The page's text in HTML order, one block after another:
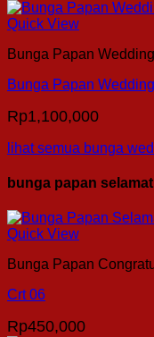
Quick View
Bunga Papan Wedding
Bunga Papan
Rp1,100,000
lihat semua bunga
bunga papan selamat
Quick View
Bunga Papan
Crt 06
Rp450,000